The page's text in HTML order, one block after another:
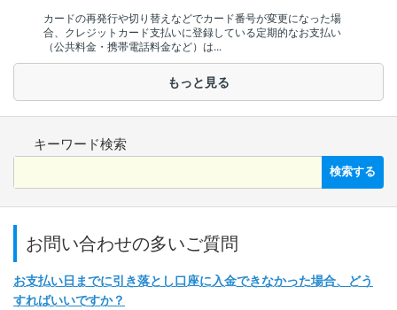
カードの再発行や切り替えなどでカード番号が変更になった場
合、クレジットカード支払いに登録している定期的なお支払い
（公共料金・携帯電話料金など）は...
もっと見る
キーワード検索
検索する
お問い合わせの多いご質問
お支払い日までに引き落とし口座に入金できなかった場合、どう
すればいいですか？